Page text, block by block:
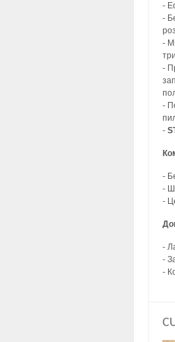
-
-
-
-
-
-
-
-
-
-
-
-